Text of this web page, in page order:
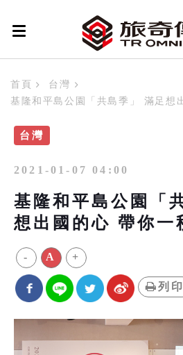
首頁
台灣
基隆和平島公園「共島季」 滿足想
台灣
2021-01-07 04:00
基隆和平島公園「
想出國的心 帶你一
- A +
列印